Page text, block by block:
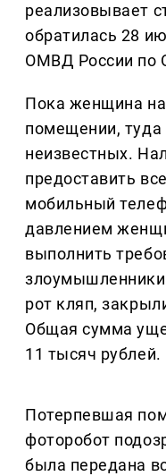
реализовывает
обратилась 28
ОМВД России по
Пока женщина
помещении, туда
неизвестных.
предоставить
мобильный
давлением
выполнить
злоумышленники
рот кляп,
Общая сумма
11 тысяч рублей.
Потерпевшая
фоторобот
была передана